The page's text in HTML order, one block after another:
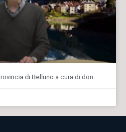
di Belluno a cura di don